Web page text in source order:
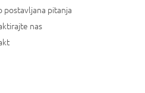
postavljana pitanja
nas